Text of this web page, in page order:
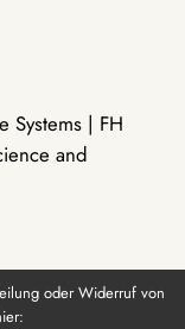
Systems | FH
and
oder Widerruf von